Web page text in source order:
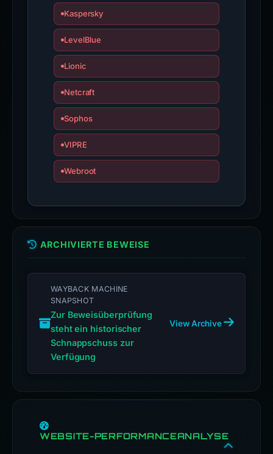
Kaspersky
LevelBlue
Lionic
Netcraft
Sophos
VIPRE
Webroot
ARCHIVIERTE BEWEISE
WAYBACK MACHINE
SNAPSHOT
Zur Beweisüberprüfung
steht ein historischer
Schnappschuss zur
Verfügung
View Archive
WEBSITE-PERFORMANCEANALYSE